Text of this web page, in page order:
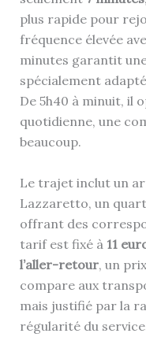
plus rapide pour
fréquence élevée
minutes garantit
spécialement
De 5h40 à minuit, il
quotidienne, une
beaucoup.
Le trajet inclut un
Lazzaretto, un
offrant des
tarif est fixé à 11
l’aller-retour, un
compare aux
mais justifié par la
régularité du